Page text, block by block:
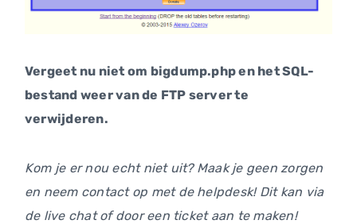
Vergeet nu niet om bigdump.php en het SQL-
bestand weer van de FTP server te
verwijderen.
Kom je er nou echt niet uit? Maak je geen zorgen
en neem contact op met de helpdesk! Dit kan via
de live chat of door een ticket aan te maken!